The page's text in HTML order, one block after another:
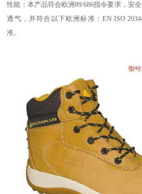
性能：本产品符合欧洲89/686指令要求，安
透气，并符合以下欧洲标准：EN ISO
准。